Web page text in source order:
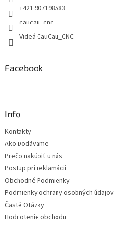
+421 907198583
caucau_cnc
Videá CauCau_CNC
Facebook
Info
Kontakty
Ako Dodávame
Prečo nakúpiť u nás
Postup pri reklamácii
Obchodné Podmienky
Podmienky ochrany osobných údajov
Časté Otázky
Hodnotenie obchodu